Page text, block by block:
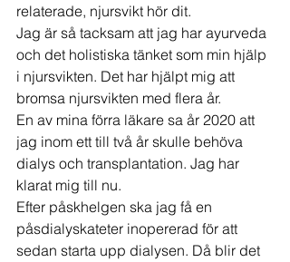
relaterade, njursvikt hör dit.
Jag är så tacksam att jag har ayurveda
och det holistiska tänket som min hjälp
i njursvikten. Det har hjälpt mig att
bromsa njursvikten med flera år.
En av mina förra läkare sa år 2020 att
jag inom ett till två år skulle behöva
dialys och transplantation. Jag har
klarat mig till nu.
Efter påskhelgen ska jag få en
påsdialyskateter inopererad för att
sedan starta upp dialysen. Då blir det